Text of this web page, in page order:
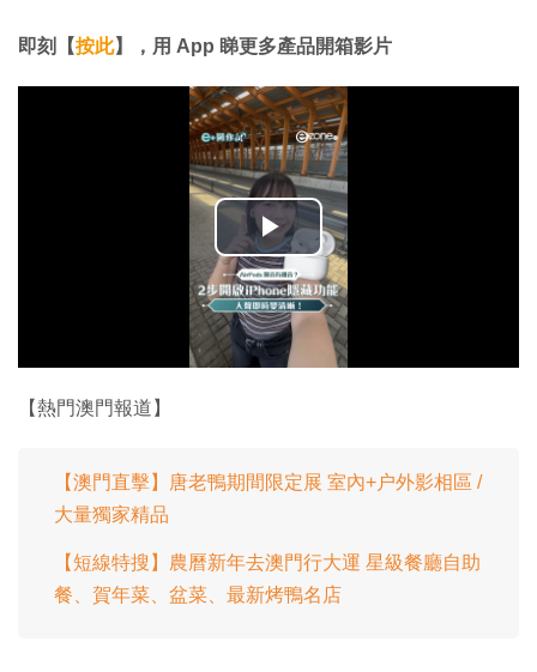
即刻【按此】，用 App 睇更多產品開箱影片
播
放
影
【熱門澳門報道】
【澳門直擊】唐老鴨期間限定展 室內+户外影相區 /
大量獨家精品
【短線特搜】農曆新年去澳門行大運 星級餐廳自助
餐、賀年菜、盆菜、最新烤鴨名店